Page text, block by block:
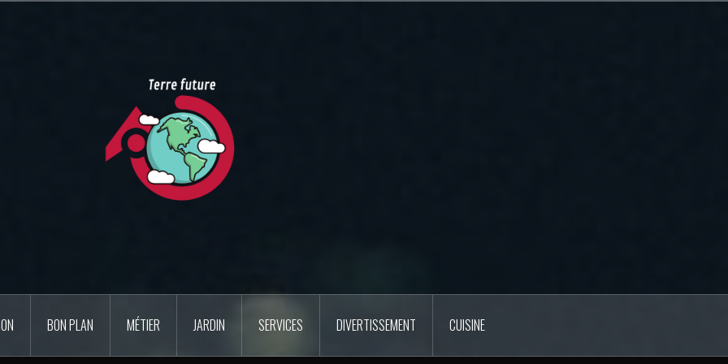
BON PLAN MÉTIER JARDIN SERVICES DIVERTISSEMENT CUISINE